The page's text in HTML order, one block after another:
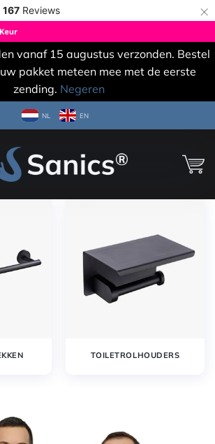
167 Reviews ×
vanaf 15 augustus verzonden. Bestel
pakket meteen mee met de eerste
zending. Negeren
NL EN
TOILETROLHOUDERS